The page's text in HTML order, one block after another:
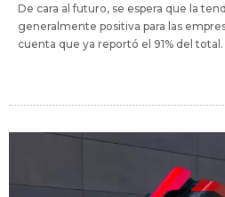
De cara al futuro, se espera que la
generalmente positiva para las
cuenta que ya reportó el 91% del total.